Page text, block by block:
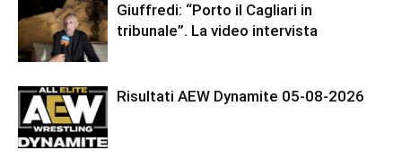
Giuffredi: “Porto il Cagliari in
tribunale”. La video intervista
Risultati AEW Dynamite 05-08-2026